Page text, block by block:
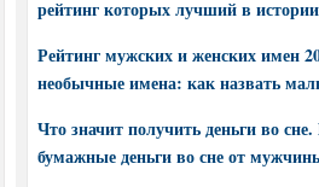
рейтинг которых лучший в
Рейтинг мужских и женских имен
необычные имена: как назвать
Что значит получить деньги во
бумажные деньги во сне от